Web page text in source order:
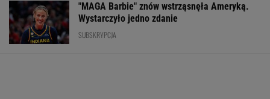
"MAGA Barbie" znów wstrząsnęła Ameryką.
Wystarczyło jedno zdanie
SUBSKRYPCJA